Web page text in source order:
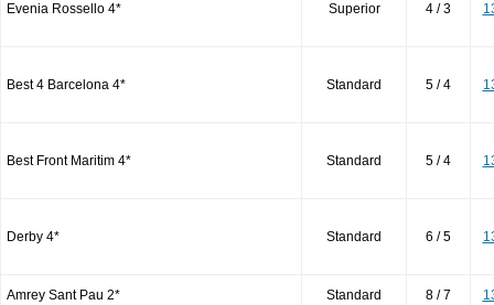
Evenia Rossello 4* Superior 4 / 3
Best 4 Barcelona 4* Standard 5 / 4
Best Front Maritim 4* Standard 5 / 4
Derby 4* Standard 6 / 5
Amrey Sant Pau 2* Standard 8 / 7